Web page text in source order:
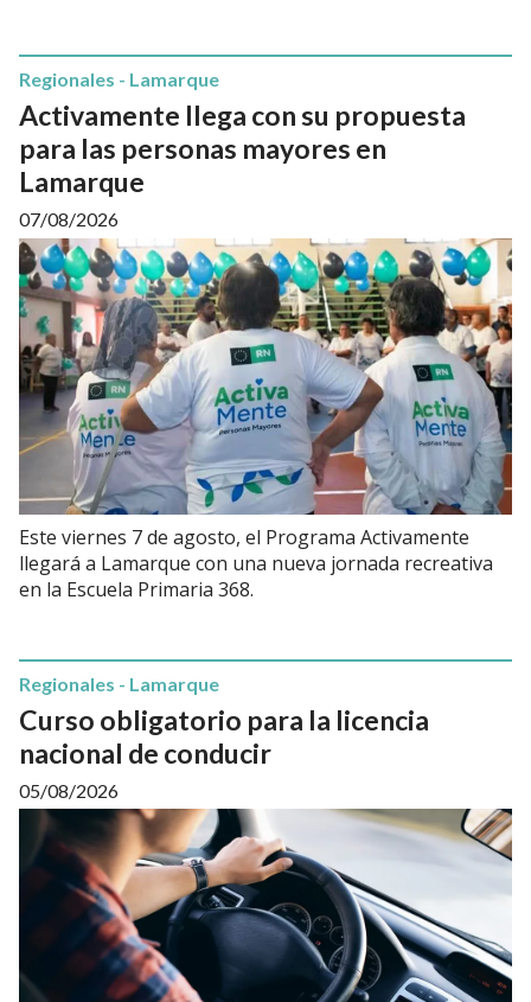
Activamente llega con su propuesta
para las personas mayores en
Lamarque
Regionales - Lamarque
07/08/2026
Este viernes 7 de agosto, el Programa Activamente
llegará a Lamarque con una nueva jornada recreativa
en la Escuela Primaria 368.
Curso obligatorio para la licencia
nacional de conducir
Regionales - Lamarque
05/08/2026